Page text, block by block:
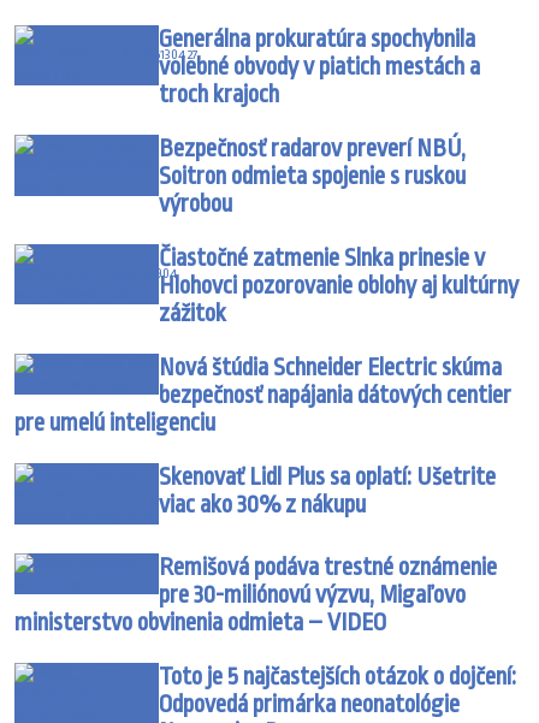
Generálna prokuratúra spochybnila
volebné obvody v piatich mestách a
troch krajoch
Bezpečnosť radarov preverí NBÚ,
Soitron odmieta spojenie s ruskou
výrobou
Čiastočné zatmenie Slnka prinesie v
Hlohovci pozorovanie oblohy aj kultúrny
zážitok
Nová štúdia Schneider Electric skúma
bezpečnosť napájania dátových centier
pre umelú inteligenciu
Skenovať Lidl Plus sa oplatí: Ušetrite
viac ako 30% z nákupu
Remišová podáva trestné oznámenie
pre 30-miliónovú výzvu, Migaľovo
ministerstvo obvinenia odmieta – VIDEO
Toto je 5 najčastejších otázok o dojčení:
Odpovedá primárka neonatológie